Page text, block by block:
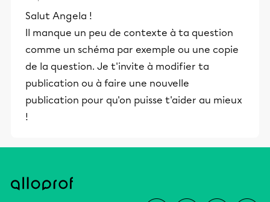
Salut Angela !
Il manque un peu de contexte à ta question
comme un schéma par exemple ou une copie
de la question. Je t'invite à modifier ta
publication ou à faire une nouvelle
publication pour qu'on puisse t'aider au mieux
!